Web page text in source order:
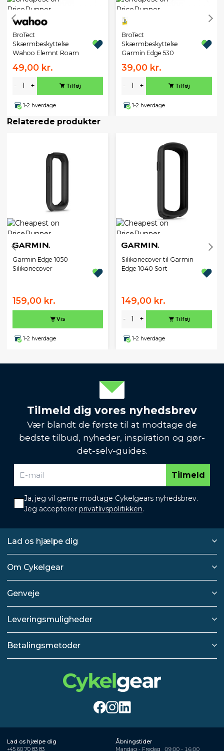
BroTect
Skærmbeskyttelse
Wahoo Elemnt Roam
49,00 kr.
- + Tilføj
1-2 hverdage
BroTect
Skærmbeskyttelse
Garmin Edge 530
39,00 kr.
- + Tilføj
1-2 hverdage
Relaterede produkter
Garmin Edge 1050
Silikonecover
159,00 kr.
Vis
1-2 hverdage
Silikonecover til Garmin
Edge 1040 Sort
149,00 kr.
- + Tilføj
1-2 hverdage
Tilmeld dig vores nyhedsbrev
Vær blandt de første til at modtage de
bedste tilbud, nyheder, inspiration og gør-
det-selv-guides.
Tilmeld
Ja, jeg vil gerne modtage Cykelgears nyhedsbrev.
Jeg accepterer privatlivspolitikken.
Lad os hjælpe dig
Om Cykelgear
Genveje
Leveringsmuligheder
Betalingsmetoder
Lad os hjælpe dig
+45 60 70 83 83
Åbningstider
Mandag - Fredag
09:00 - 16:00